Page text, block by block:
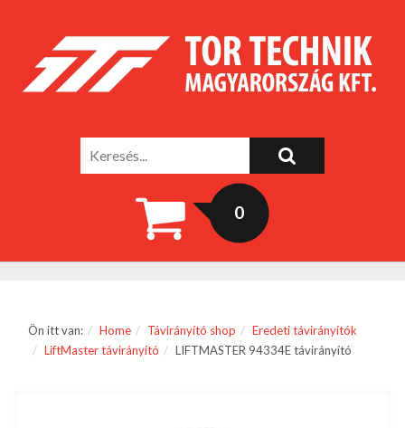
0
Ön itt van: Home Távirányító shop
Eredeti távirányítók
LiftMaster távirányító
LIFTMASTER 94334E távirányító